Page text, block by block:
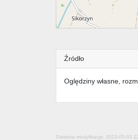
Źródło
Oględziny własne,
Ostatnia modyfikacja: 2023-05-03